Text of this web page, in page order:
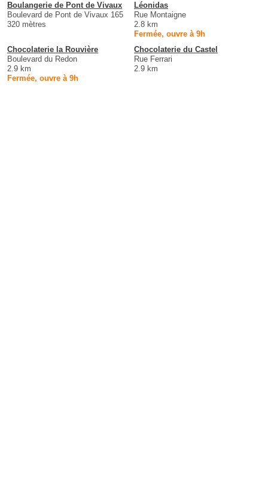
Boulangerie de Pont de Vivaux
Boulevard de Pont de Vivaux 165
320 mètres
Léonidas
Rue Montaigne
2.8 km
Fermée, ouvre à 9h
Chocolaterie la Rouvière
Boulevard du Redon
2.9 km
Fermée, ouvre à 9h
Chocolaterie du Castel
Rue Ferrari
2.9 km